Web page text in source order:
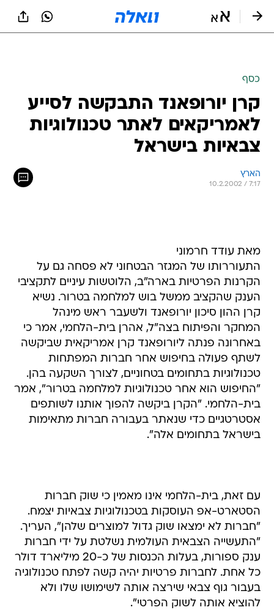
כסף
קרן יורופאנד התבקשה לסייע
לאמריקאים לאתר טכנולוגיות
צבאיות בישראל
הארץ
10.2.2002 / 7:17
מאת עודד חרמוני
התעוררותו של המגזר הבטחוני לא פסחה גם על
הקרנות הפרטיות בארה"ב, הלוטשות עיניים לתקציבי
הענק שהקציב ממשל בוש למלחמה בטרור. נשיא
קרן ההון סיכון יורופאנד ולשעבר ראש מינהל
המחקר והפיתוח בצה"ל, אהרן בית-הלחמי, אמר כי
באחרונה פנתה ליורופאנד קרן אמריקאית שביקשה
לשתף פעולה בחיפוש אחר חברות המפתחות
טכנולוגיות בתחומים בטחוניים, לצורך השקעה בהן.
"החיפוש הוא אחר טכנולוגיות למלחמה בטרור", אמר
בית-הלחמי. "הקרן ביקשה להפוך אותנו לשותפים
אסטרטגיים כדי שנאתר בעבורה חברות מתאימות
בישראל בתחומים אלה".
עם זאת, בית-הלחמי אינו מאמין כי שוק חברות
הסטארט-אפ העוסקות בטכנולוגיות צבאיות יצמח.
"חברות לא ימצאו שוק גדול למוצרים שלהן", העריך.
"התעשייה הצבאית העולמית נשלטת על ידי חברות
ענק ספורות, בעלות הכנסות של כ-20 מיליארד דולר
כל אחת. לחברות פרטיות יהיה קשה לפתח טכנולוגיה
בעבור גוף צבאי שירצה אותה לשימושו שלו ולא
להוציא אותה לשוק הפרטי".